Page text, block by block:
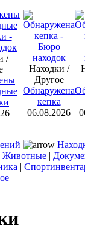
/
Находки /
Другое
Обнаружена
кепка
06.08.2026
Животные |
|